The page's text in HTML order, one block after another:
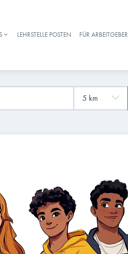
LEHRSTELLE POSTEN FÜR ARBEITGEBER